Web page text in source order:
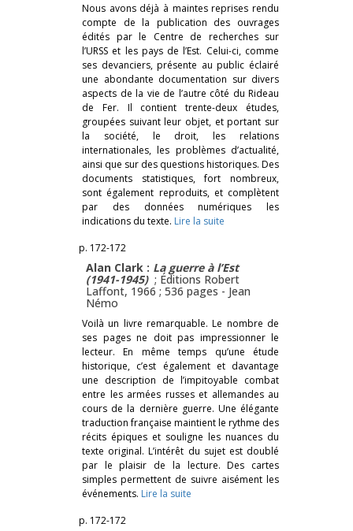
Nous avons déjà à maintes reprises rendu
compte de la publication des ouvrages
édités par le Centre de recherches sur
l’URSS et les pays de l’Est. Celui-ci, comme
ses devanciers, présente au public éclairé
une abondante documentation sur divers
aspects de la vie de l’autre côté du Rideau
de Fer. Il contient trente-deux études,
groupées suivant leur objet, et portant sur
la société, le droit, les relations
internationales, les problèmes d’actualité,
ainsi que sur des questions historiques. Des
documents statistiques, fort nombreux,
sont également reproduits, et complètent
par des données numériques les
indications du texte. Lire la suite
p. 172-172
Alan Clark : La guerre à l’Est
(1941-1945) ; Éditions Robert
Laffont, 1966 ; 536 pages - Jean
Némo
Voilà un livre remarquable. Le nombre de
ses pages ne doit pas impressionner le
lecteur. En même temps qu’une étude
historique, c’est également et davantage
une description de l’impitoyable combat
entre les armées russes et allemandes au
cours de la dernière guerre. Une élégante
traduction française maintient le rythme des
récits épiques et souligne les nuances du
texte original. L’intérêt du sujet est doublé
par le plaisir de la lecture. Des cartes
simples permettent de suivre aisément les
événements. Lire la suite
p. 172-172